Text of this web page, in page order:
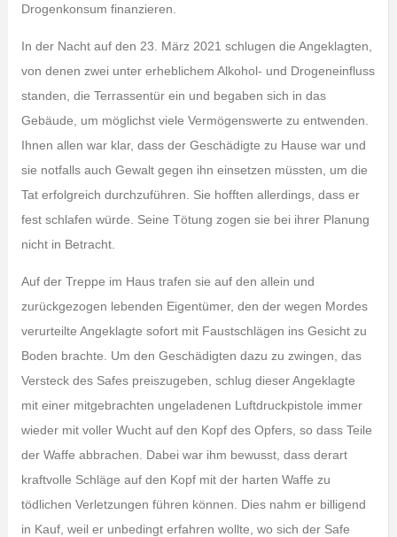
Drogenkonsum finanzieren.
In der Nacht auf den 23. März 2021 schlugen die Angeklagten,
von denen zwei unter erheblichem Alkohol- und Drogeneinfluss
standen, die Terrassentür ein und begaben sich in das
Gebäude, um möglichst viele Vermögenswerte zu entwenden.
Ihnen allen war klar, dass der Geschädigte zu Hause war und
sie notfalls auch Gewalt gegen ihn einsetzen müssten, um die
Tat erfolgreich durchzuführen. Sie hofften allerdings, dass er
fest schlafen würde. Seine Tötung zogen sie bei ihrer Planung
nicht in Betracht.
Auf der Treppe im Haus trafen sie auf den allein und
zurückgezogen lebenden Eigentümer, den der wegen Mordes
verurteilte Angeklagte sofort mit Faustschlägen ins Gesicht zu
Boden brachte. Um den Geschädigten dazu zu zwingen, das
Versteck des Safes preiszugeben, schlug dieser Angeklagte
mit einer mitgebrachten ungeladenen Luftdruckpistole immer
wieder mit voller Wucht auf den Kopf des Opfers, so dass Teile
der Waffe abbrachen. Dabei war ihm bewusst, dass derart
kraftvolle Schläge auf den Kopf mit der harten Waffe zu
tödlichen Verletzungen führen können. Dies nahm er billigend
in Kauf, weil er unbedingt erfahren wollte, wo sich der Safe